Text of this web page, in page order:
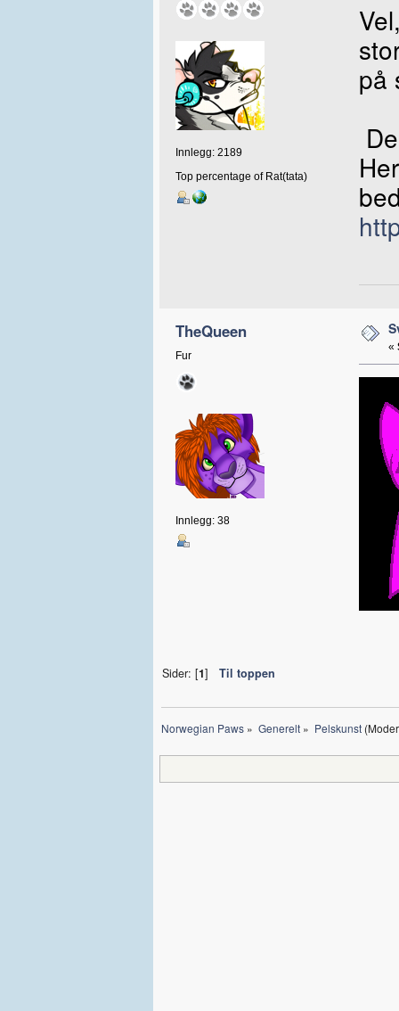
Innlegg: 2189
Top percentage of Rat(tata)
på
TheQueen
Fur
Innlegg: 38
«
Sider: [1] Til toppen
Norwegian Paws » Generelt» Pelskunst